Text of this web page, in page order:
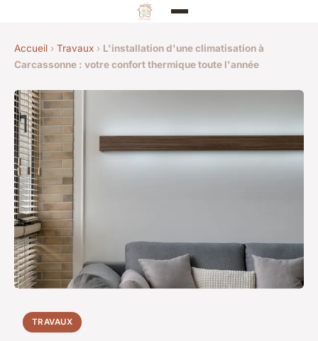
Accueil › Travaux › L'installation d'une climatisation à
Carcassonne : votre confort thermique toute l'année
TRAVAUX